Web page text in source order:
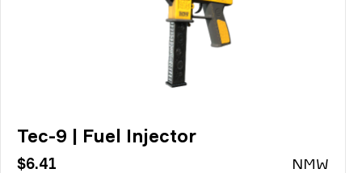
Tec-9 | Fuel Injector
$6.41 NMW